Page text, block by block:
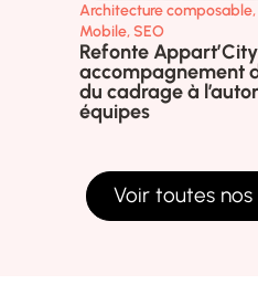
Architecture composable,
Mobile,SEO
Refonte
accompagnement
du cadrage à
équipes
Voir toutes